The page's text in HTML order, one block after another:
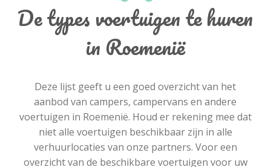
De types voertuigen te huren
in Roemenië
Deze lijst geeft u een goed overzicht van het
aanbod van campers, campervans en andere
voertuigen in Roemenië. Houd er rekening mee dat
niet alle voertuigen beschikbaar zijn in alle
verhuurlocaties van onze partners. Voor een
overzicht van de beschikbare voertuigen voor uw